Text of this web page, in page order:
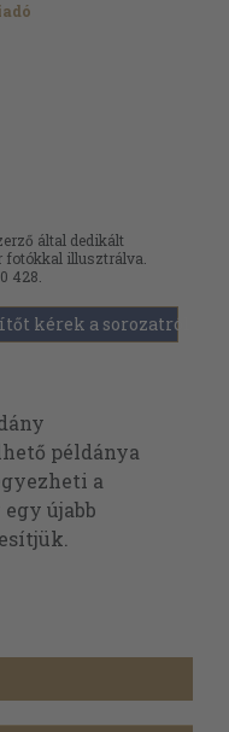
által dedikált
fotókkal illusztrálva.
428.
kérek a sorozatról
példánya
a
újabb